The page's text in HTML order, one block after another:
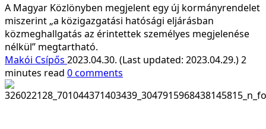
A Magyar Közlönyben megjelent egy új kormányrendelet
miszerint „a közigazgatási hatósági eljárásban
közmeghallgatás az érintettek személyes megjelenése
nélkül” megtartható.
Makói Csípős 2023.04.30. (Last updated: 2023.04.29.)2
minutes read 0 comments